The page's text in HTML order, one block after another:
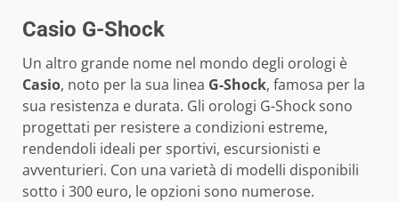
Casio G-Shock
Un altro grande nome nel mondo degli orologi è
Casio, noto per la sua linea G-Shock, famosa per la
sua resistenza e durata. Gli orologi G-Shock sono
progettati per resistere a condizioni estreme,
rendendoli ideali per sportivi, escursionisti e
avventurieri. Con una varietà di modelli disponibili
sotto i 300 euro, le opzioni sono numerose.